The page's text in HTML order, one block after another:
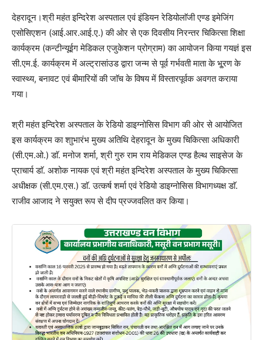
देहरादून।श्री महंत इन्दिरेश अस्पताल एवं इंडियन रेडियोलाॅजी एण्ड इमेजिंग
एसोसिएशन (आई.आर.आई.ए.) की ओर से एक दिवसीय निरन्तर चिकित्सा शिक्षा
कार्यक्रम (कन्टीन्यूईग मेडिकल एजुकेशन प्रोग्राम) का आयोजन किया गयज्ञं इस
सी.एम.ई. कार्यक्रम में अल्ट्रासांउड द्वारा जन्म से पूर्व गर्भवती माता के भू्रण के
स्वास्थ्य, बनावट एवं बीमारियों की जाॅच के विषय में विस्तारपूर्वक अवगत कराया
गया।
श्री महंत इन्दिरेश अस्पताल के रेडियो डाइग्नोसिस विभाग की ओर से आयोजित
इस कार्यक्रम का शाुभारंभ मुख्य अतिथि देहरादून के मुख्य चिकित्सा अधिकारी
(सी.एम.ओ.) डाॅ. मनोज शर्मा, श्री गुरु राम राय मेडिकल एण्ड हैल्थ साइसेज के
प्राचार्य डाॅ. अशोक नायक एवं श्री महंत इन्दिरेश अस्पताल के मुख्य चिकित्सा
अधीक्षक (सी.एम.एस.) डाॅ. उत्कर्ष शर्मा एवं रेडियो डाइग्नोसिस विभागध्यक्ष डाॅ.
राजीव आजाद ने सयुक्त रूप से दीप प्रज्जवलित कर किया।